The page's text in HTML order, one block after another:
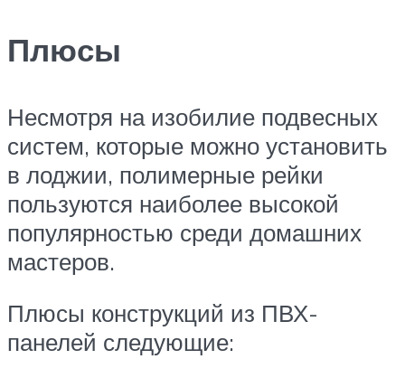
Плюсы
Несмотря на изобилие подвесных
систем, которые можно установить
в лоджии, полимерные рейки
пользуются наиболее высокой
популярностью среди домашних
мастеров.
Плюсы конструкций из ПВХ-
панелей следующие: